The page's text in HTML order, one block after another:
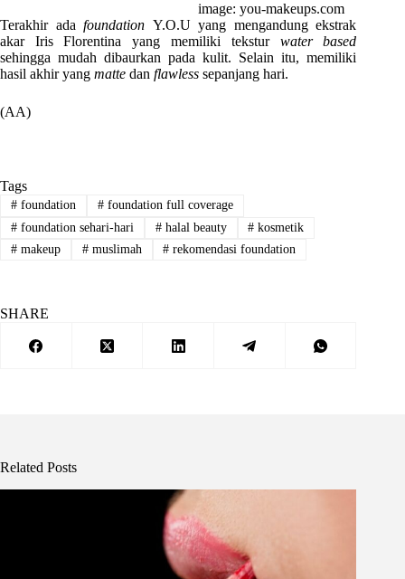
image: you-makeups.com
Terakhir adafoundation Y.O.U yang mengandung ekstrak
akar Iris Florentina yang memiliki tekstur water based
sehingga mudah dibaurkan pada kulit. Selain itu, memiliki
hasil akhir yang matte dan flawless sepanjang hari.
(AA)
Tags
#foundation #foundation full coverage
#foundation sehari-hari #halal beauty # kosmetik
#makeup #muslimah # rekomendasi foundation
SHARE
Related Posts